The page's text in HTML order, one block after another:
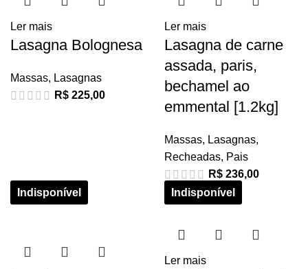
Ler mais
Lasagna Bolognesa
Massas, Lasagnas
R$ 225,00
Ler mais
Lasagna de carne
assada, paris,
bechamel ao
emmental [1.2kg]
Massas, Lasagnas,
Recheadas, Pais
R$ 236,00
Ler mais